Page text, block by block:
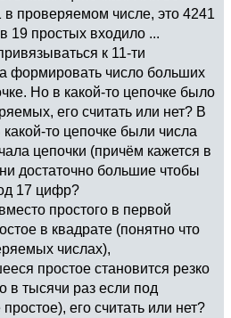
в проверяемом числе, это 4241
19 простых входило ...
к 11-ти
формировать число больших
Но в какой-то цепочке было
его считать или нет? В
то цепочке были числа
цепочки (причём кажется в
достаточно большие чтобы
17 цифр?
простого в первой
в квадрате (понятно что
числах),
простое становится резко
в тысячи раз если под
его считать или нет?